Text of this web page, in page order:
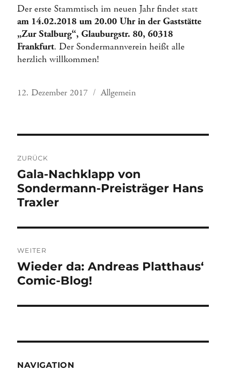
Der erste Stammtisch im neuen Jahr findet statt
am 14.02.2018 um 20.00 Uhr in der Gaststätte
„Zur Stalburg“, Glauburgstr. 80, 60318
Frankfurt. Der Sondermannverein heißt alle
herzlich willkommen!
Veröffentlicht
12. Dezember 2017 Kategorien
Allgemein
ZURÜCK
Vorheriger
Beitrag:
Gala-Nachklapp von
Sondermann-Preisträger Hans
Traxler
WEITER
Nächster
Beitrag:
Wieder da: Andreas Platthaus‘
Comic-Blog!
NAVIGATION